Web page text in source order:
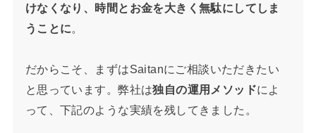
けなくなり、時間とお金を大きく無駄にしてしま
うことに
だからこそ、まずはSaitanにご相談いただきたい
と思っています。弊社は独自の運用メソッドによ
って、下記のような実績を残してきました。